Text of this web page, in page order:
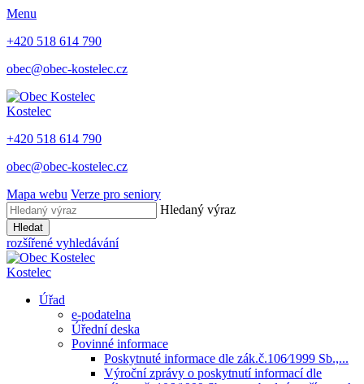
Menu
+420 518 614 790
obec@obec-kostelec.cz
Kostelec
+420 518 614 790
obec@obec-kostelec.cz
Mapa webu Verze pro seniory
Hledaný výraz
Hledat
rozšířené vyhledávání
Kostelec
Úřad
e-podatelna
Úřední deska
Povinné informace
Poskytnuté informace dle zák.č.106⁄1999 Sb.,...
Výroční zprávy o poskytnutí informací dle